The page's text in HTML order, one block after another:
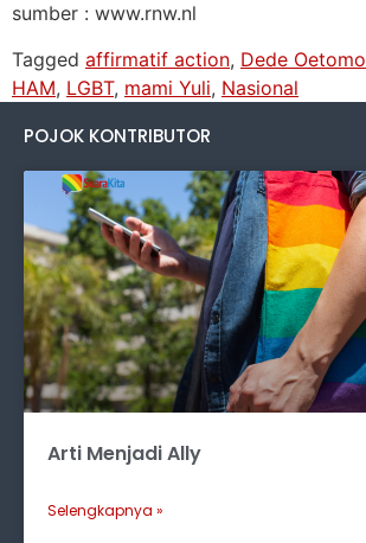
sumber : www.rnw.nl
Tagged affirmatif action, Dede Oetomo
HAM, LGBT, mami Yuli, Nasional
POJOK KONTRIBUTOR
Arti Menjadi Ally
Selengkapnya »